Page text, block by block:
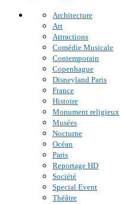
Architecture
Art
Attractions
Comédie Musicale
Contemporain
Copenhague
Disneyland Paris
France
Histoire
Monument religieux
Musées
Nocturne
Océan
Paris
Reportage HD
Société
Special Event
Théâtre